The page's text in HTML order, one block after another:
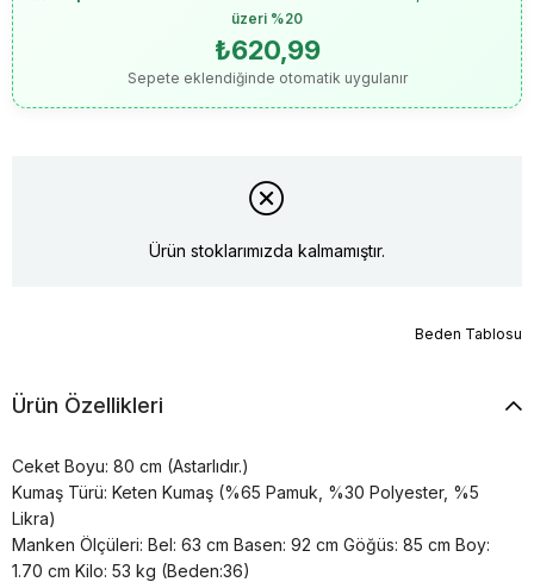
üzeri %20
₺620,99
Sepete eklendiğinde otomatik uygulanır
Ürün stoklarımızda kalmamıştır.
Beden Tablosu
Ürün Özellikleri
Ceket Boyu: 80 cm (Astarlıdır.)
Kumaş Türü: Keten Kumaş (%65 Pamuk, %30 Polyester, %5
Likra)
Manken Ölçüleri: Bel: 63 cm Basen: 92 cm Göğüs: 85 cm Boy:
1.70 cm Kilo: 53 kg (Beden:36)